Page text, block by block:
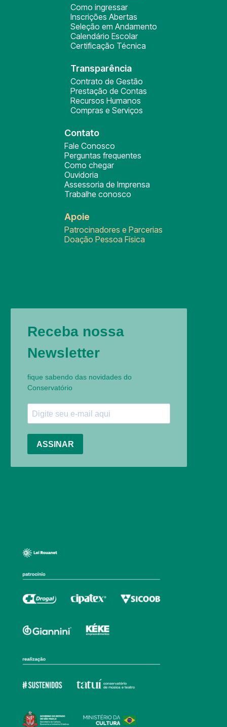
Como ingressar
Inscrições Abertas
Seleção em Andamento
Calendário Escolar
Certificação Técnica
Transparência
Contrato de Gestão
Prestação de Contas
Recursos Humanos
Compras e Serviços
Contato
Fale Conosco
Perguntas frequentes
Como chegar
Ouvidoria
Assessoria de Imprensa
Trabalhe conosco
Apoie
Patrocinadores e Parcerias
Doação Pessoa Física